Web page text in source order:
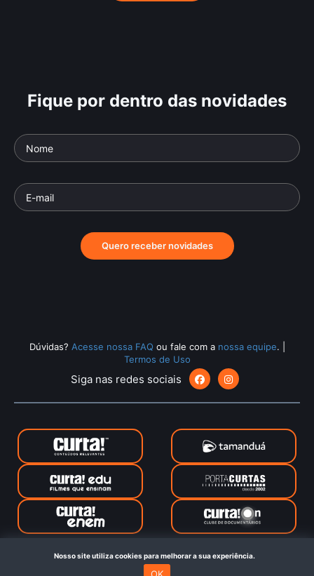
Fique por dentro das novidades
Quero receber novidades
Dúvidas? Acesse nossa FAQ ou fale com a nossa equipe.
Termos de Uso
Siga nas redes sociais
CurtaOn © 2024. Todos os direitos reservados. Feito com
Rio de Janeiro
Nosso site utiliza cookies para melhorar a sua experiência.